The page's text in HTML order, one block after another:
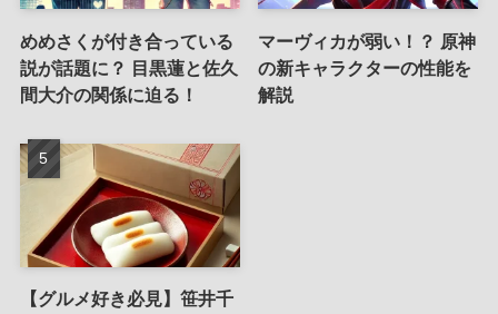
めめさくが付き合っている
説が話題に？ 目黒蓮と佐久
間大介の関係に迫る！
マーヴィカが弱い！？ 原神
の新キャラクターの性能を
解説
【グルメ好き必見】笹井千